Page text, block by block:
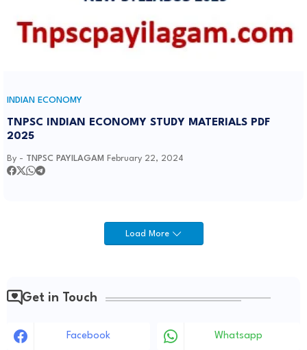
INDIAN ECONOMY
TNPSC INDIAN ECONOMY STUDY MATERIALS PDF
2025
By - TNPSC PAYILAGAM February 22, 2024
Load More
Get in Touch
Facebook Whatsapp